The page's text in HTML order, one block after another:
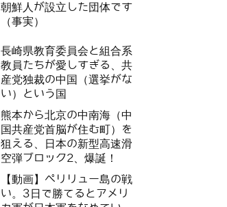
朝鮮人が設立した団体です
（事実）
長崎県教育委員会と組合系
教員たちが愛しすぎる、共
産党独裁の中国（選挙がな
い）という国
熊本から北京の中南海（中
国共産党首脳が住む町）を
狙える、日本の新型高速滑
空弾ブロック2、爆誕！
【動画】ペリリュー島の戦
い。3日で勝てるとアメリ